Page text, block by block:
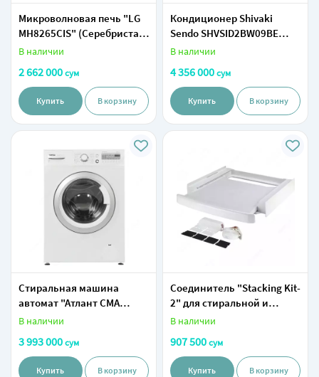
Микроволновая печь "LG
MН8265CIS" (Серебристая)
42 литра
В наличии
2 662 000сум
Купить В корзину
Кондиционер Shivaki
Sendo SHVSID2BW09BE
Inventor
В наличии
4 356 000сум
Купить В корзину
Стиральная машина
автомат "Атлант СМА
70У1010-00" (Белая/
В наличии
3 993 000сум
Купить В корзину
Соединитель "Stacking Kit-
2" для стиральной и
сушильной машины
В наличии
907 500сум
Купить В корзину